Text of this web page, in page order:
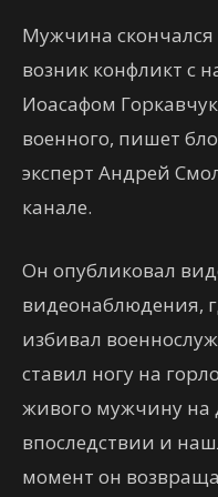
Мужчина скончался
возник конфликт с
Иоасафом
военного, пишет
эксперт Андрей
канале.
Он опубликовал
видеонаблюдения,
избивал
ставил ногу на
живого мужчину на
впоследствии и
момент он